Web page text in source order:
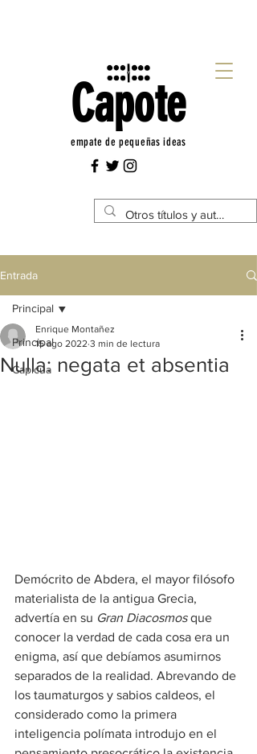
Capote
empate de pequeñas ideas
Entrada
Principal
Capicúa
Principal
Nulla: negata et absentia
Enrique Montañez
15 ago 2022 3 min de lectura
Demócrito de Abdera, el mayor filósofo
materialista de la antigua Grecia,
advertía en su Gran Diacosmos que
conocer la verdad de cada cosa era un
enigma, así que debíamos asumirnos
separados de la realidad. Abrevando de
los taumaturgos y sabios caldeos, el
considerado como la primera
inteligencia polímata introdujo en el